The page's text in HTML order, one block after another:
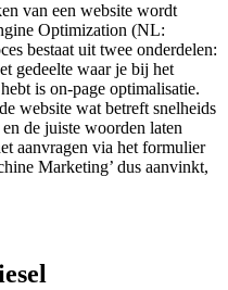
van een website wordt
Optimization (NL:
bestaat uit twee onderdelen:
gedeelte waar je bij het
is on-page optimalisatie.
website wat betreft snelheids
de juiste woorden laten
aanvragen via het formulier
Marketing’ dus aanvinkt,